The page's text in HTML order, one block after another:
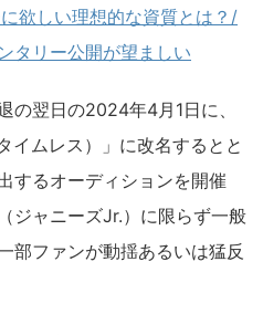
欲しい理想的な資質とは？/
タリー公開が望ましい
の翌日の2024年4月1日に、
イムレス）」に改名するとと
するオーディションを開催
ジャニーズJr.）に限らず一般
部ファンが動揺あるいは猛反